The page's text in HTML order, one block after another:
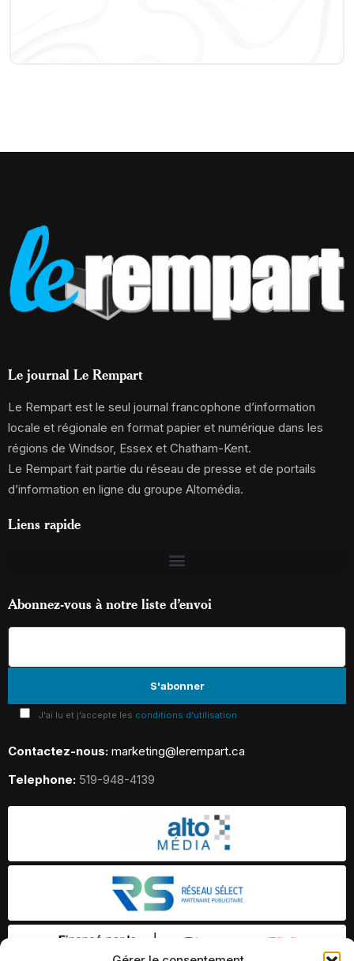
Le journal Le Rempart
Le Rempart est le seul journal francophone d’information
locale et régionale en format papier et numérique dans les
régions de Windsor, Essex et Chatham-Kent.
Le Rempart fait partie du réseau de presse et de portails
d’information en ligne du groupe Altomédia.
Liens rapide
Abonnez-vous à notre liste d’envoi
J'ai lu et j'accepte les conditions d'utilisation
Contactez-nous: marketing@lerempart.ca
Telephone: 519-948-4139